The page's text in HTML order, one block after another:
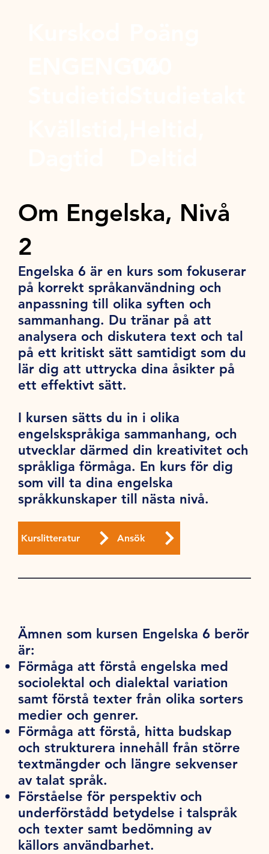
Om Engelska, Nivå
2
Engelska 6 är en kurs som fokuserar
på korrekt språkanvändning och
anpassning till olika syften och
sammanhang. Du tränar på att
analysera och diskutera text och tal
på ett kritiskt sätt samtidigt som du
lär dig att uttrycka dina åsikter på
ett effektivt sätt.
I kursen sätts du in i olika
engelskspråkiga sammanhang, och
utvecklar därmed din kreativitet och
språkliga förmåga. En kurs för dig
som vill ta dina engelska
språkkunskaper till nästa nivå.
Kurslitteratur Ansök
Ämnen som kursen Engelska 6 berör
är:
Förmåga att förstå engelska med
sociolektal och dialektal variation
samt förstå texter från olika sorters
medier och genrer.
Förmåga att förstå, hitta budskap
och strukturera innehåll från större
textmängder och längre sekvenser
av talat språk.
Förståelse för perspektiv och
underförstådd betydelse i talspråk
och texter samt bedömning av
källors användbarhet.